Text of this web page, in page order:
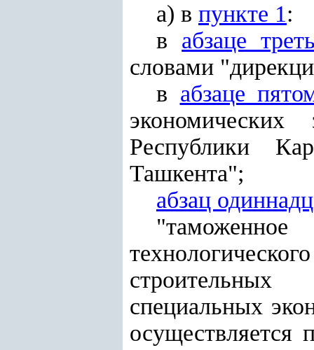
а) в пункте 1:
в абзаце
словами
в абзаце
Республики
Ташкента";
абзац
специальных
осуществляется